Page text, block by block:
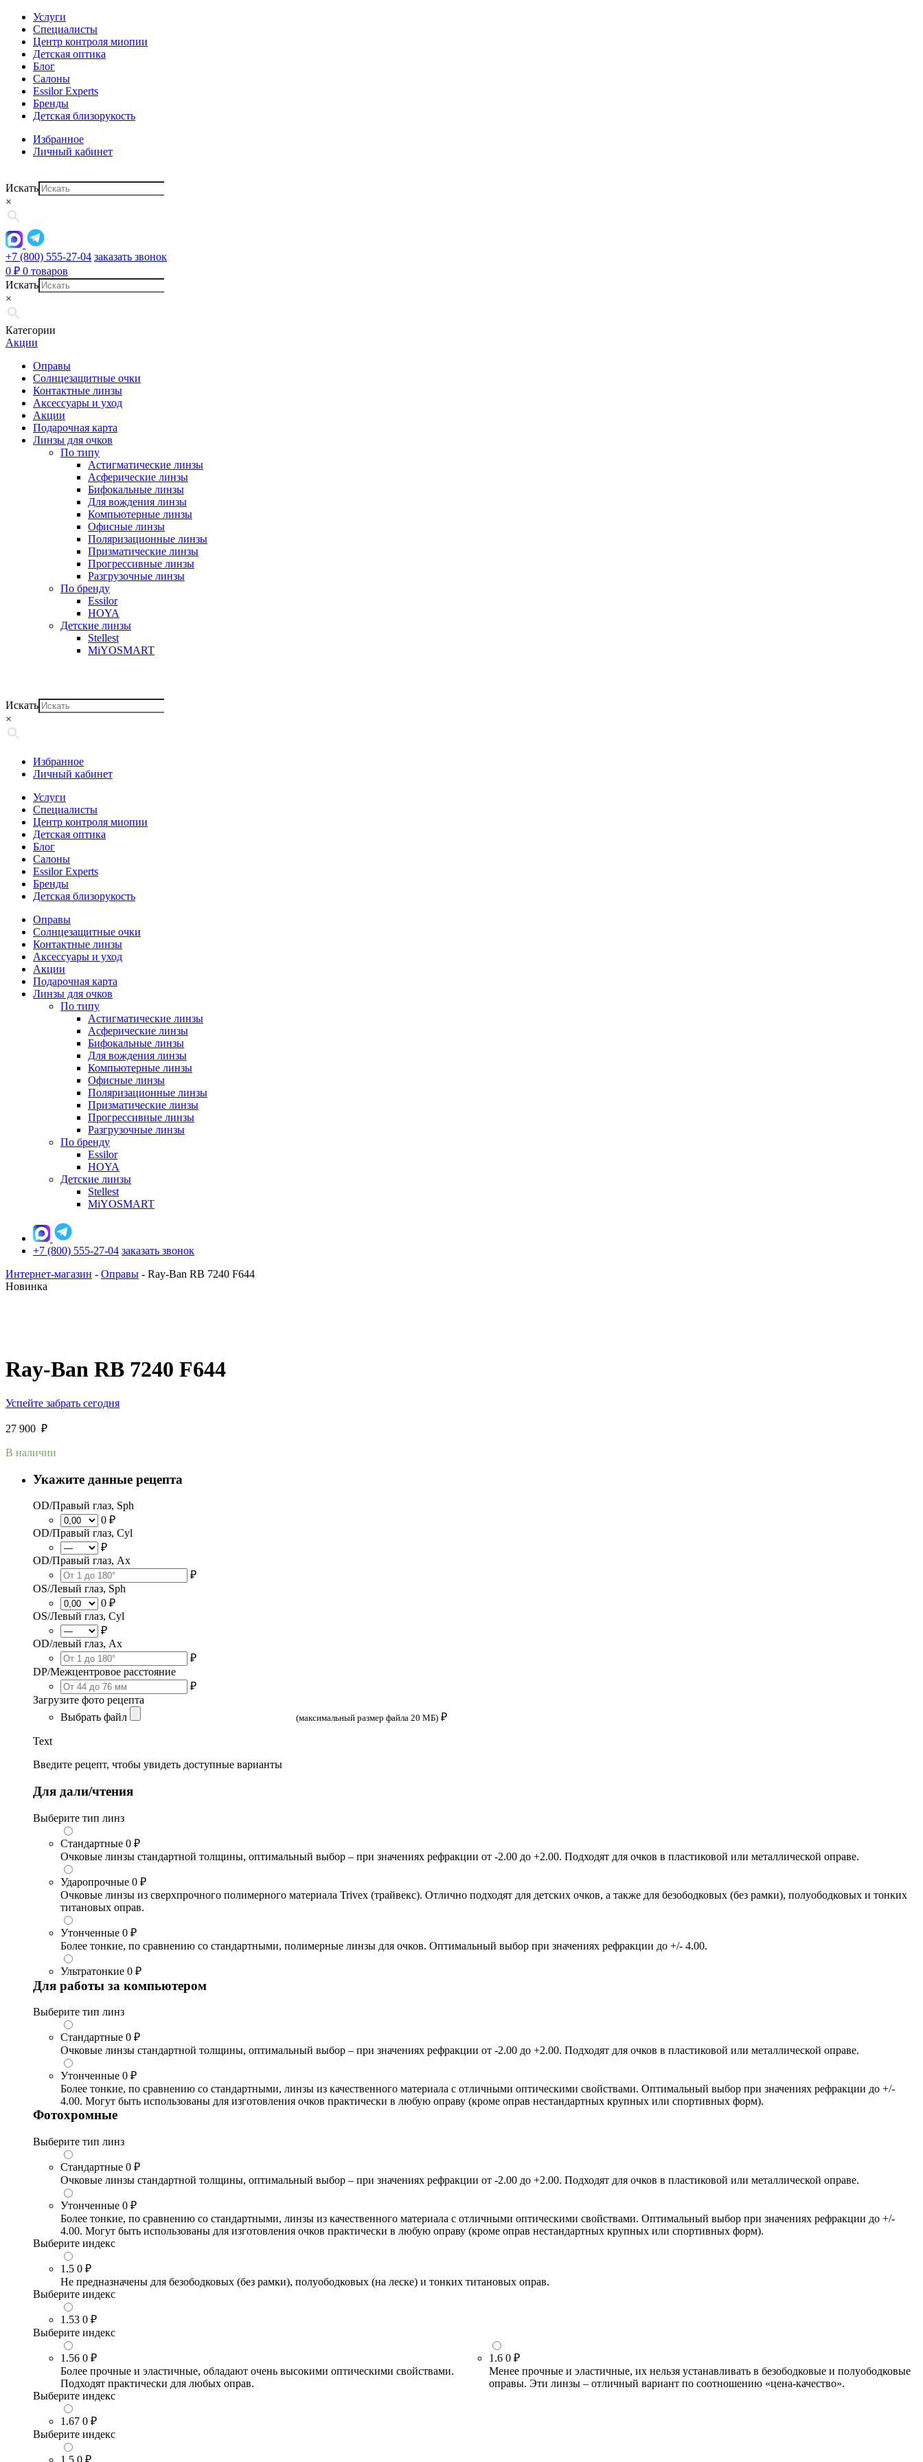
Услуги
Специалисты
Центр контроля миопии
Детская оптика
Блог
Салоны
Essilor Experts
Бренды
Детская близорукость
Избранное
Личный кабинет
Искать
×
+7 (800) 555-27-04 заказать звонок
0 ₽ 0 товаров
Искать
×
Категории
Акции
Оправы
Солнцезащитные очки
Контактные линзы
Аксессуары и уход
Акции
Подарочная карта
Линзы для очков
По типу
Астигматические линзы
Асферические линзы
Бифокальные линзы
Для вождения линзы
Компьютерные линзы
Офисные линзы
Поляризационные линзы
Призматические линзы
Прогрессивные линзы
Разгрузочные линзы
По бренду
Essilor
HOYA
Детские линзы
Stellest
MiYOSMART
Искать
×
Избранное
Личный кабинет
Услуги
Специалисты
Центр контроля миопии
Детская оптика
Блог
Салоны
Essilor Experts
Бренды
Детская близорукость
Оправы
Солнцезащитные очки
Контактные линзы
Аксессуары и уход
Акции
Подарочная карта
Линзы для очков
По типу
Астигматические линзы
Асферические линзы
Бифокальные линзы
Для вождения линзы
Компьютерные линзы
Офисные линзы
Поляризационные линзы
Призматические линзы
Прогрессивные линзы
Разгрузочные линзы
По бренду
Essilor
HOYA
Детские линзы
Stellest
MiYOSMART
+7 (800) 555-27-04 заказать звонок
Интернет-магазин - Оправы - Ray-Ban RB 7240 F644
Новинка
Ray-Ban RB 7240 F644
Успейте забрать сегодня
27 900 ₽
В наличии
Укажите данные рецепта
OD/Правый глаз, Sph
0 ₽
OD/Правый глаз, Cyl
₽
OD/Правый глаз, Ax
₽
OS/Левый глаз, Sph
0 ₽
OS/Левый глаз, Cyl
₽
OD/левый глаз, Ax
₽
DP/Межцентровое расстояние
₽
Загрузите фото рецепта
Выбрать файл
(максимальный размер файла 20 МБ) ₽
Text
Введите рецепт, чтобы увидеть доступные варианты
Для дали/чтения
Выберите тип линз
Стандартные 0 ₽
Очковые линзы стандартной толщины, оптимальный выбор – при значениях рефракции от -2.00 до +2.00. Подходят для очков в пластиковой или металлической оправе.
Ударопрочные 0 ₽
Очковые линзы из сверхпрочного полимерного материала Trivex (трайвекс). Отлично подходят для детских очков, а также для безободковых (без рамки), полуободковых и тонких
титановых оправ.
Утонченные 0 ₽
Более тонкие, по сравнению со стандартными, полимерные линзы для очков. Оптимальный выбор при значениях рефракции до +/- 4.00.
Ультратонкие 0 ₽
Для работы за компьютером
Выберите тип линз
Стандартные 0 ₽
Очковые линзы стандартной толщины, оптимальный выбор – при значениях рефракции от -2.00 до +2.00. Подходят для очков в пластиковой или металлической оправе.
Утонченные 0 ₽
Более тонкие, по сравнению со стандартными, линзы из качественного материала с отличными оптическими свойствами. Оптимальный выбор при значениях рефракции до +/-
4.00. Могут быть использованы для изготовления очков практически в любую оправу (кроме оправ нестандартных крупных или спортивных форм).
Фотохромные
Выберите тип линз
Стандартные 0 ₽
Очковые линзы стандартной толщины, оптимальный выбор – при значениях рефракции от -2.00 до +2.00. Подходят для очков в пластиковой или металлической оправе.
Утонченные 0 ₽
Более тонкие, по сравнению со стандартными, линзы из качественного материала с отличными оптическими свойствами. Оптимальный выбор при значениях рефракции до +/-
4.00. Могут быть использованы для изготовления очков практически в любую оправу (кроме оправ нестандартных крупных или спортивных форм).
Выберите индекс
1.5 0 ₽
Не предназначены для безободковых (без рамки), полуободковых (на леске) и тонких титановых оправ.
Выберите индекс
1.53 0 ₽
Выберите индекс
1.56 0 ₽
Более прочные и эластичные, обладают очень высокими оптическими свойствами.
Подходят практически для любых оправ.
1.6 0 ₽
Менее прочные и эластичные, их нельзя устанавливать в безободковые и полуободковые
оправы. Эти линзы – отличный вариант по соотношению «цена-качество».
Выберите индекс
1.67 0 ₽
Выберите индекс